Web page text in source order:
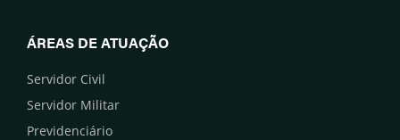
ÁREAS DE ATUAÇÃO
Servidor Civil
Servidor Militar
Previdenciário